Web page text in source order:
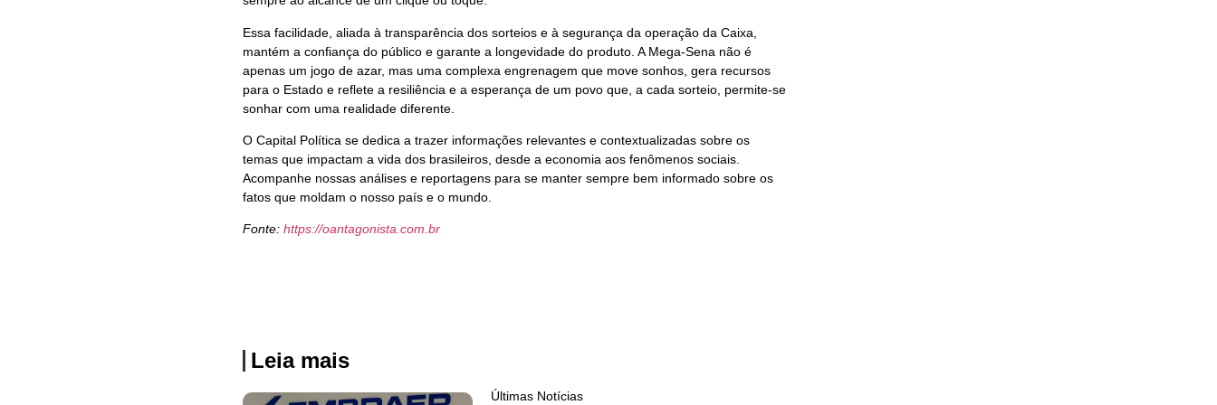
Essa facilidade, aliada à transparência dos sorteios e à segurança da operação da Caixa,
mantém a confiança do público e garante a longevidade do produto. A Mega-Sena não é
apenas um jogo de azar, mas uma complexa engrenagem que move sonhos, gera recursos
para o Estado e reflete a resiliência e a esperança de um povo que, a cada sorteio, permite-se
sonhar com uma realidade diferente.
O Capital Política se dedica a trazer informações relevantes e contextualizadas sobre os
temas que impactam a vida dos brasileiros, desde a economia aos fenômenos sociais.
Acompanhe nossas análises e reportagens para se manter sempre bem informado sobre os
fatos que moldam o nosso país e o mundo.
Fonte: https://oantagonista.com.br
Leia mais
Últimas Notícias